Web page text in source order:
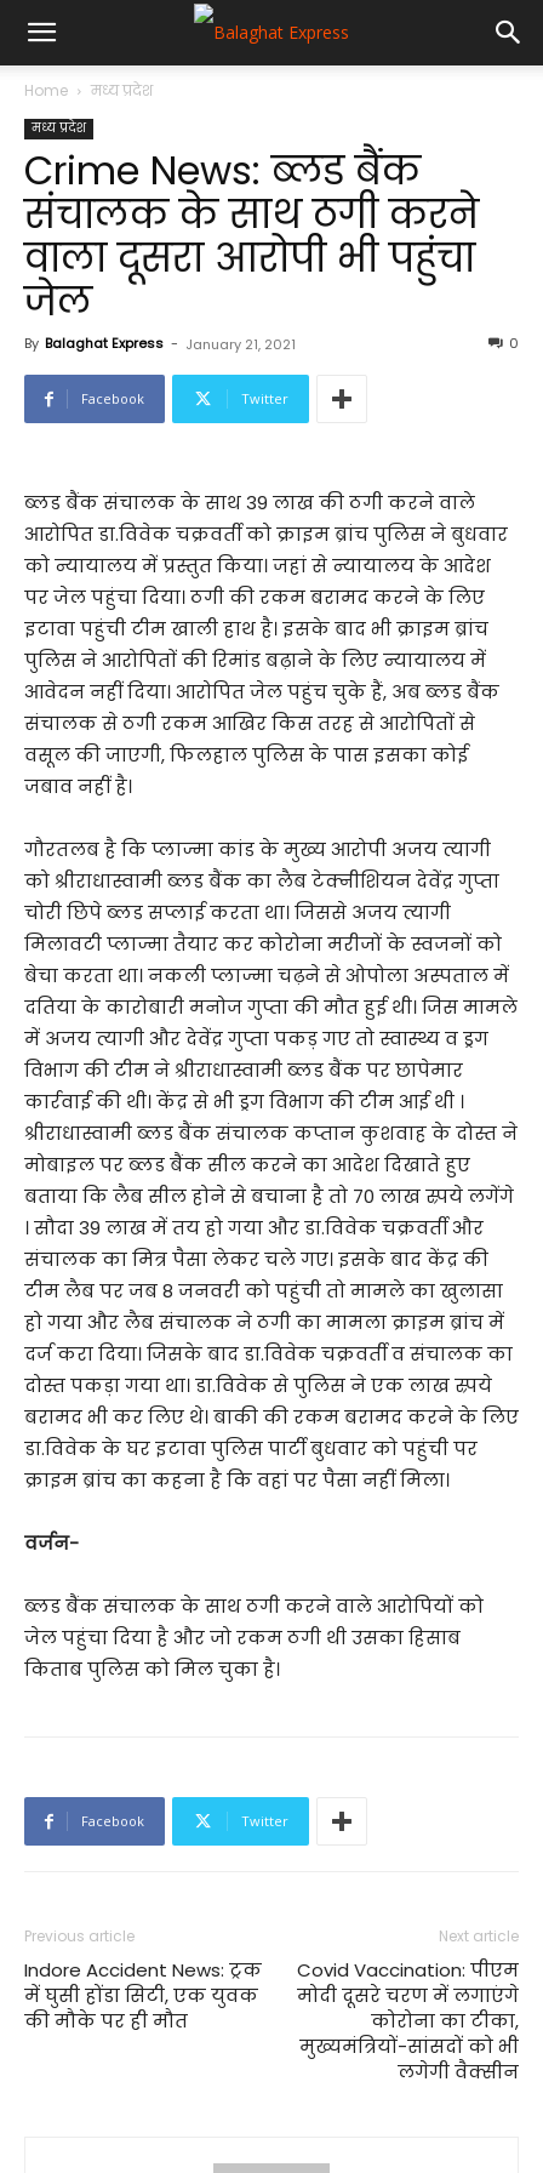
Home मध्य प्रदेश
मध्य प्रदेश
Crime News: ब्लड बैंक
संचालक के साथ ठगी करने
वाला दूसरा आरोपी भी पहुंचा
जेल
By Balaghat Express - January 21, 2021 0
Facebook Twitter
ब्लड बैंक संचालक के साथ 39 लाख की ठगी करने वाले
आरोपित डा.विवेक चक्रवर्ती को क्राइम ब्रांच पुलिस ने बुधवार
को न्यायालय में प्रस्तुत किया। जहां से न्यायालय के आदेश
पर जेल पहुंचा दिया। ठगी की रकम बरामद करने के लिए
इटावा पहुंची टीम खाली हाथ है। इसके बाद भी क्राइम ब्रांच
पुलिस ने आरोपिताें की रिमांड बढ़ाने के लिए न्यायालय में
आवेदन नहीं दिया। आरोपित जेल पहुंच चुके हैं, अब ब्लड बैंक
संचालक से ठगी रकम आखिर किस तरह से आरोपिताें से
वसूल की जाएगी, फिलहाल पुलिस के पास इसका कोई
जबाव नहीं है।
गौरतलब है कि प्लाज्मा कांड के मुख्य आरोपी अजय त्यागी
को श्रीराधास्वामी ब्लड बैंक का लैब टेक्नीशियन देवेंद्र गुप्ता
चोरी छिपे ब्लड सप्लाई करता था। जिससे अजय त्यागी
मिलावटी प्लाज्मा तैयार कर कोरोना मरीजों के स्वजनों को
बेचा करता था। नकली प्लाज्मा चढ़ने से ओपोला अस्पताल में
दतिया के कारोबारी मनोज गुप्ता की मौत हुई थी। जिस मामले
में अजय त्यागी और देवेंद्र गुप्ता पकड़ गए तो स्वास्थ्य व ड्रग
विभाग की टीम ने श्रीराधास्वामी ब्लड बैंक पर छापेमार
कार्रवाई की थी। केंद्र से भी ड्रग विभाग की टीम आई थी ।
श्रीराधास्वामी ब्लड बैंक संचालक कप्तान कुशवाह के दोस्त ने
मोबाइल पर ब्लड बैंक सील करने का आदेश दिखाते हुए
बताया कि लैब सील होने से बचाना है तो 70 लाख स्र्पये लगेंगे
। सौदा 39 लाख में तय हो गया और डा.विवेक चक्रवर्ती और
संचालक का मित्र पैसा लेकर चले गए। इसके बाद केंद्र की
टीम लैब पर जब 8 जनवरी को पहुंची तो मामले का खुलासा
हो गया और लैब संचालक ने ठगी का मामला क्राइम ब्रांच में
दर्ज करा दिया। जिसके बाद डा.विवेक चक्रवर्ती व संचालक का
दोस्त पकड़ा गया था। डा.विवेक से पुलिस ने एक लाख स्र्पये
बरामद भी कर लिए थे। बाकी की रकम बरामद करने के लिए
डा.विवेक के घर इटावा पुलिस पार्टी बुधवार को पहुंची पर
क्राइम ब्रांच का कहना है कि वहां पर पैसा नहीं मिला।
वर्जन-
ब्लड बैंक संचालक के साथ ठगी करने वाले आरोपियों को
जेल पहुंचा दिया है और जो रकम ठगी थी उसका हिसाब
किताब पुलिस को मिल चुका है।
Facebook Twitter
Previous article
Indore Accident News: ट्रक
में घुसी होंडा सिटी, एक युवक
की मौके पर ही मौत
Next article
Covid Vaccination: पीएम
मोदी दूसरे चरण में लगाएंगे
कोरोना का टीका,
मुख्यमंत्रियों-सांसदों को भी
लगेगी वैक्सीन